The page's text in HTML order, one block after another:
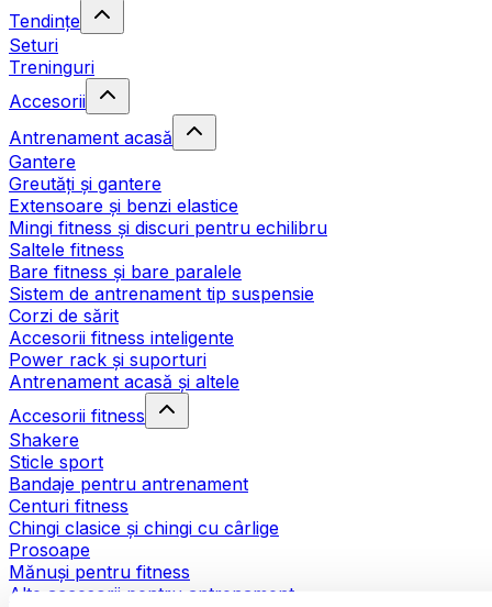
Tendințe
Seturi
Treninguri
Accesorii
Antrenament acasă
Gantere
Greutăți și gantere
Extensoare și benzi elastice
Mingi fitness și discuri pentru echilibru
Saltele fitness
Bare fitness și bare paralele
Sistem de antrenament tip suspensie
Corzi de sărit
Accesorii fitness inteligente
Power rack și suporturi
Antrenament acasă și altele
Accesorii fitness
Shakere
Sticle sport
Bandaje pentru antrenament
Centuri fitness
Chingi clasice și chingi cu cârlige
Prosoape
Mănuși pentru fitness
Alte accesorii pentru antrenament